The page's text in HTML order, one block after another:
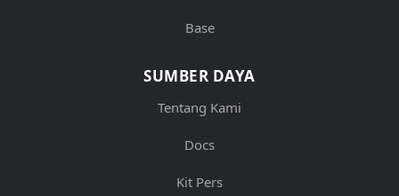
Base
SUMBER DAYA
Tentang Kami
Docs
Kit Pers